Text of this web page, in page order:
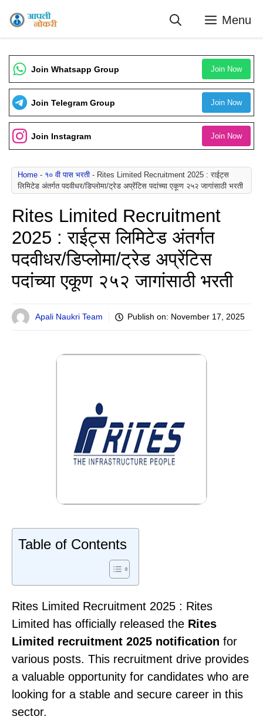
Skip
Menu
Join Whatsapp Group Join Now
Join Telegram Group Join Now
Join Instagram Join Now
Home - १० वी पास भरती - Rites Limited Recruitment 2025 : राईट्स
लिमिटेड अंतर्गत पदवीधर/डिप्लोमा/ट्रेड अप्रेंटिस पदांच्या एकूण २५२ जागांसाठी भरती
Rites Limited Recruitment
2025 : राईट्स लिमिटेड अंतर्गत
पदवीधर/डिप्लोमा/ट्रेड अप्रेंटिस
पदांच्या एकूण २५२ जागांसाठी भरती
Apali Naukri Team Publish on: November 17, 2025
Table of Contents
Rites Limited Recruitment 2025 : Rites
Limited has officially released the Rites
Limited recruitment 2025 notification for
various posts. This recruitment drive provides
a valuable opportunity for candidates who are
looking for a stable and secure career in this
sector.